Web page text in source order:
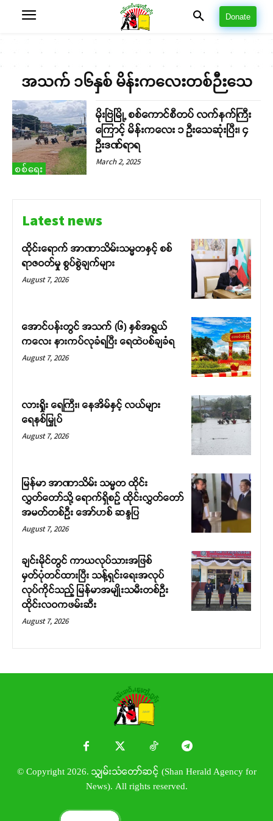
Donate
အသက် ၁၆နှစ် မိန်းကလေးတစ်ဉီးသေ
စစ်ရေး
မိုးဗြဲမြို့ စစ်ကောင်စီတပ် လက်နက်ကြီး
ကြောင့် မိန်းကလေး ၁ ဦးသေဆုံးပြီး၊ ၄
ဦးဒဏ်ရာရ
March 2, 2025
Latest news
ထိုင်းရောက် အာဏာသိမ်းသမ္မတနှင့် စစ်
ရာဇဝတ်မှု စွပ်စွဲချက်များ
August 7, 2026
အောင်ပန်းတွင် အသက် (၆) နှစ်အရွယ်
ကလေး နားကပ်လုခံရပြီး ရေထဲပစ်ချခံရ
August 7, 2026
လားရှိုး ရေကြီး၊ နေအိမ်နှင့် လယ်များ
ရေနစ်မြှုပ်
August 7, 2026
မြန်မာ အာဏာသိမ်း သမ္မတ ထိုင်း
လွှတ်တော်သို့ ရောက်ရှိစဉ် ထိုင်းလွှတ်တော်
အမတ်တစ်ဦး အော်ဟစ် ဆန္ဒပြ
August 7, 2026
ချင်းမိုင်တွင် ကာယလုပ်သားအဖြစ်
မှတ်ပုံတင်ထားပြီး သန့်ရှင်းရေးအလုပ်
လုပ်ကိုင်သည့် မြန်မာအမျိုးသမီးတစ်ဦး
ထိုင်းလဝကဖမ်းဆီး
August 7, 2026
© Copyright 2026. သျှမ်းသံတော်ဆင့် (Shan Herald Agency for
News). All rights reserved.